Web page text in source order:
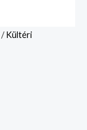
/Kültéri